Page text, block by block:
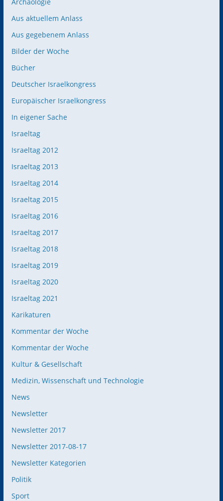
Aus aktuellem Anlass
Aus gegebenem Anlass
Bilder der Woche
Bücher
Deutscher Israelkongress
Europäischer Israelkongress
In eigener Sache
Israeltag
Israeltag 2012
Israeltag 2013
Israeltag 2014
Israeltag 2015
Israeltag 2016
Israeltag 2017
Israeltag 2018
Israeltag 2019
Israeltag 2020
Israeltag 2021
Karikaturen
Kommentar der Woche
Kommentar der Woche
Kultur & Gesellschaft
Medizin, Wissenschaft und Technologie
News
Newsletter
Newsletter 2017
Newsletter 2017-08-17
Newsletter Kategorien
Politik
Sport